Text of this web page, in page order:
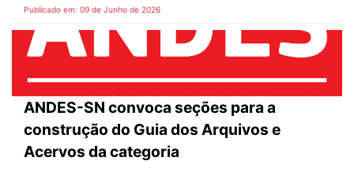
Publicado em: 09 de Junho de 2026
ANDES-SN convoca seções para a
construção do Guia dos Arquivos e
Acervos da categoria